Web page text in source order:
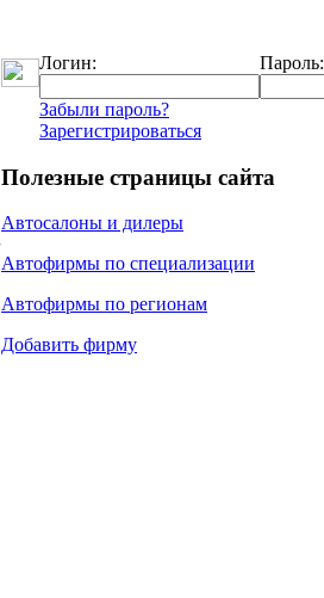
Логин: Пароль:
Забыли пароль?
Зарегистрироваться
Полезные страницы сайта
Автосалоны и дилеры
Автофирмы по специализации
Автофирмы по регионам
Добавить фирму